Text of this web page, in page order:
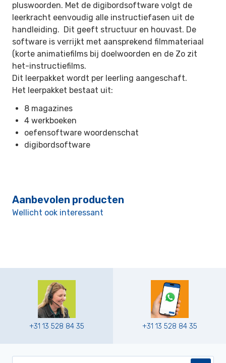
pluswoorden. Met de digibordsoftware volgt de
leerkracht eenvoudig alle instructiefasen uit de
handleiding. Dit geeft structuur en houvast. De
software is verrijkt met aansprekend filmmateriaal
(korte animatiefilms bij doelwoorden en de Zo zit
het-instructiefilms.
Dit leerpakket wordt per leerling aangeschaft.
Het leerpakket bestaat uit:
8 magazines
4 werkboeken
oefensoftware woordenschat
digibordsoftware
Aanbevolen producten
Wellicht ook interessant
+31 13 528 84 35 +31 13 528 84 35